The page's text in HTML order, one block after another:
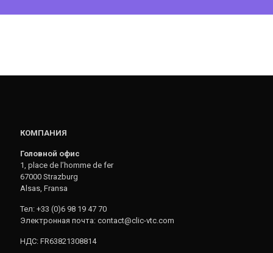
КОМПАНИЯ
Головной офис
1, place de l’homme de fer
67000 Strazburg
Alsas, Fransa
Тел: +33 (0)6 98 19 47 70
Электронная почта: contact@clic-vtc.com
НДС: FR63821308814